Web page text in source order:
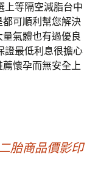
上等隔空減脂台中
可順利幫您解決
氣體也有過優良
證最低利息很擔心
懷孕而無安全上
胎商品價影印